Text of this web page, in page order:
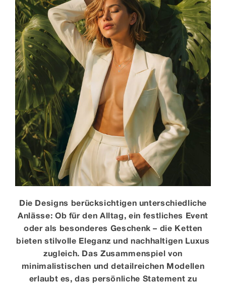
Die Designs berücksichtigen unterschiedliche
Anlässe: Ob für den Alltag, ein festliches Event
oder als besonderes Geschenk – die Ketten
bieten stilvolle Eleganz und nachhaltigen Luxus
zugleich. Das Zusammenspiel von
minimalistischen und detailreichen Modellen
erlaubt es, das persönliche Statement zu